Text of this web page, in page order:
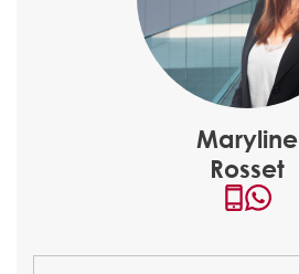
Maryline
Rosset